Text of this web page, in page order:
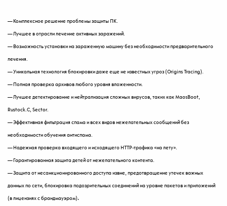
— Комплексное решение проблемы защиты ПК.
— Лучшее в отрасли лечение активных заражений.
— Возможность установки на зараженную машину без необходимости предварительного
лечения.
— Уникальная технология блокировки даже еще не известных угроз (Origins Tracing).
— Полная проверка архивов любого уровня вложенности.
— Лучшее детектирование и нейтрализация сложных вирусов, таких как MaosBoot,
Rustock.C, Sector.
— Эффективная фильтрация спама и всех видов нежелательных сообщений без
необходимости обучения антиспама.
— Надежная проверка входящего и исходящего HTTP-трафика «на лету».
— Гарантированная защита детей от нежелательного контента.
— Защита от несанкционированного доступа извне, предотвращение утечек важных
данных по сети, блокировка подозрительных соединений на уровне пакетов и приложений
(в лицензиях с брандмауэром).